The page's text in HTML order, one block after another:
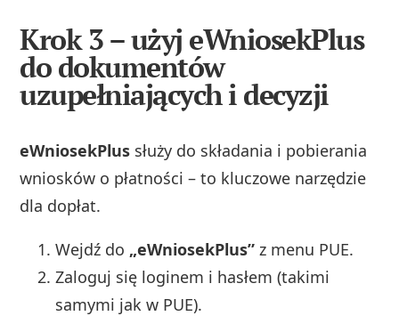
Krok 3 – użyj eWniosekPlus
do dokumentów
uzupełniających i decyzji
eWniosekPlus służy do składania i pobierania
wniosków o płatności – to kluczowe narzędzie
dla dopłat.
Wejdź do „eWniosekPlus” z menu PUE.
Zaloguj się loginem i hasłem (takimi
samymi jak w PUE).